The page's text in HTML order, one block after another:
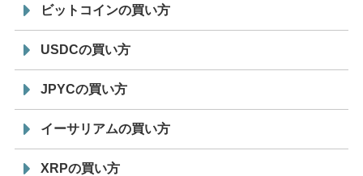
ビットコインの買い方
USDCの買い方
JPYCの買い方
イーサリアムの買い方
XRPの買い方